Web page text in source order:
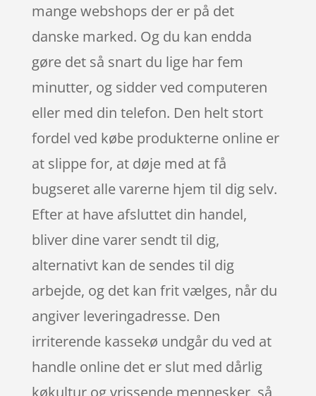
mange webshops der er på det
danske marked. Og du kan endda
gøre det så snart du lige har fem
minutter, og sidder ved computeren
eller med din telefon. Den helt stort
fordel ved købe produkterne online er
at slippe for, at døje med at få
bugseret alle varerne hjem til dig selv.
Efter at have afsluttet din handel,
bliver dine varer sendt til dig,
alternativt kan de sendes til dig
arbejde, og det kan frit vælges, når du
angiver leveringadresse. Den
irriterende kassekø undgår du ved at
handle online det er slut med dårlig
køkultur og vrissende mennesker, så